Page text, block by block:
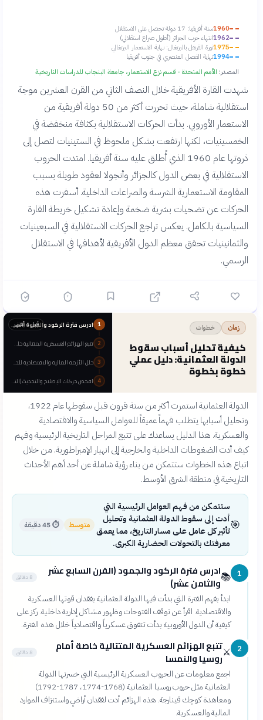
1960سنة أفريقيا: 17 دولة تحصل على الاستقلال
1962انتهاء حرب الجزائر (أطول صراع استقلالي)
1975ثورة القرنفل بالبرتغال: نهاية الاستعمار البرتغالي
1994نهاية الفصل العنصري في جنوب أفريقيا
المصدر: الأمم المتحدة - قسم نزع الاستعمار، جامعة البنجاب للدراسات التاريخية
شهدت القارة الأفريقية خلال النصف الثاني من القرن العشرين موجة
استقلالية شاملة، حيث تحررت أكثر من 50 دولة أفريقية من
الاستعمار الأوروبي. بدأت الحركات الاستقلالية بكثافة منخفضة في
الخمسينيات، لكنها ارتفعت بشكل ملحوظ في الستينيات لتصل إلى
ذروتها عام 1960 الذي أُطلق عليه سنة أفريقيا. امتدت الحروب
الاستقلالية في بعض الدول كالجزائر وأنجولا لعقود طويلة بسبب
المقاومة الاستعمارية الشرسة والصراعات الداخلية. أسفرت هذه
الحركات عن تضحيات بشرية ضخمة وإعادة تشكيل خريطة القارة
السياسية بالكامل. يعكس تراجع الحركات الاستقلالية في السبعينيات
والثمانينيات تحقق معظم الدول الأفريقية لأهدافها في الاستقلال
الرسمي.
زمان خطوات
كيفية تحليل أسباب سقوط
الدولة العثمانية: دليل عملي
خطوة بخطوة
قبل 4 أشهر 1 ادرس فترة الركود والجمود (القرن السابع عشر والثامن عشر)
2 تتبع الهزائم العسكرية المتتالية خاصة أمام روسيا والنمسا
3 حلل الأزمة المالية والاقتصادية للدولة
4 افحص حركات الإصلاح والتحديث (التنظيمات)
الدولة العثمانية استمرت أكثر من ستة قرون قبل سقوطها عام 1922،
وتحليل أسبابها يتطلب فهماً عميقاً للعوامل السياسية والاقتصادية
والعسكرية. هذا الدليل يساعدك على تتبع المراحل التاريخية الرئيسية وفهم
كيف أدت الضغوطات الداخلية والخارجية إلى انهيار الإمبراطورية. من خلال
اتباع هذه الخطوات ستتمكن من بناء رؤية شاملة عن أحد أهم الأحداث
التاريخية في منطقة الشرق الأوسط.
🎯
ستتمكن من فهم العوامل الرئيسية التي
أدت إلى سقوط الدولة العثمانية وتحليل
تأثير كل عامل على مسار التاريخ، مما يعمق
معرفتك بالتحولات الحضارية الكبرى.
متوسط ⏱45 دقيقة
1
📚ادرس فترة الركود والجمود (القرن السابع عشر
والثامن عشر)
8 دقائق
ابدأ بفهم الفترة التي بدأت فيها الدولة العثمانية بفقدان قوتها العسكرية
والاقتصادية. اقرأ عن توقف الفتوحات وظهور مشاكل إدارية داخلية. ركز على
كيفية أن الدول الأوروبية بدأت تتفوق عسكرياً واقتصادياً خلال هذه الفترة.
2
⚔️تتبع الهزائم العسكرية المتتالية خاصة أمام
روسيا والنمسا
8 دقائق
اجمع معلومات عن الحروب العسكرية الرئيسية التي خسرتها الدولة
العثمانية مثل حروب روسيا العثمانية (1768-1774، 1787-1792)
ومعاهدة كوچك قينارجة. هذه الهزائم أدت لفقدان أراضٍ واستنزاف الموارد
المالية والعسكرية.